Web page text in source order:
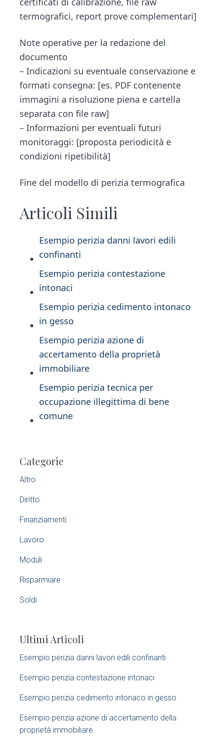
termografici, report prove complementari]
Note operative per la redazione del
documento
– Indicazioni su eventuale conservazione e
formati consegna: [es. PDF contenente
immagini a risoluzione piena e cartella
separata con file raw]
– Informazioni per eventuali futuri
monitoraggi: [proposta periodicità e
condizioni ripetibilità]
Fine del modello di perizia termografica
Articoli Simili
Esempio perizia danni lavori edili
confinanti​
Esempio perizia contestazione
intonaci​
Esempio perizia cedimento intonaco
in gesso
Esempio perizia azione di
accertamento della proprietà
immobiliare​
Esempio perizia tecnica per
occupazione illegittima di bene
comune​
m
a
S
d
e
a
Categorie
Altro
Diritto
Finanziamenti
Lavoro
Moduli
Risparmiare
Soldi
Ultimi Articoli
Esempio perizia danni lavori edili confinanti​
Esempio perizia contestazione intonaci​
Esempio perizia cedimento intonaco in gesso
Esempio perizia azione di accertamento della
proprietà immobiliare​